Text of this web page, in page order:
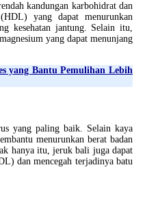
kandungan karbohidrat dan
yang dapat menurunkan
kesehatan jantung. Selain itu,
yang dapat menunjang
yang Bantu Pemulihan Lebih
yang paling baik. Selain kaya
menurunkan berat badan
hanya itu, jeruk bali juga dapat
dan mencegah terjadinya batu